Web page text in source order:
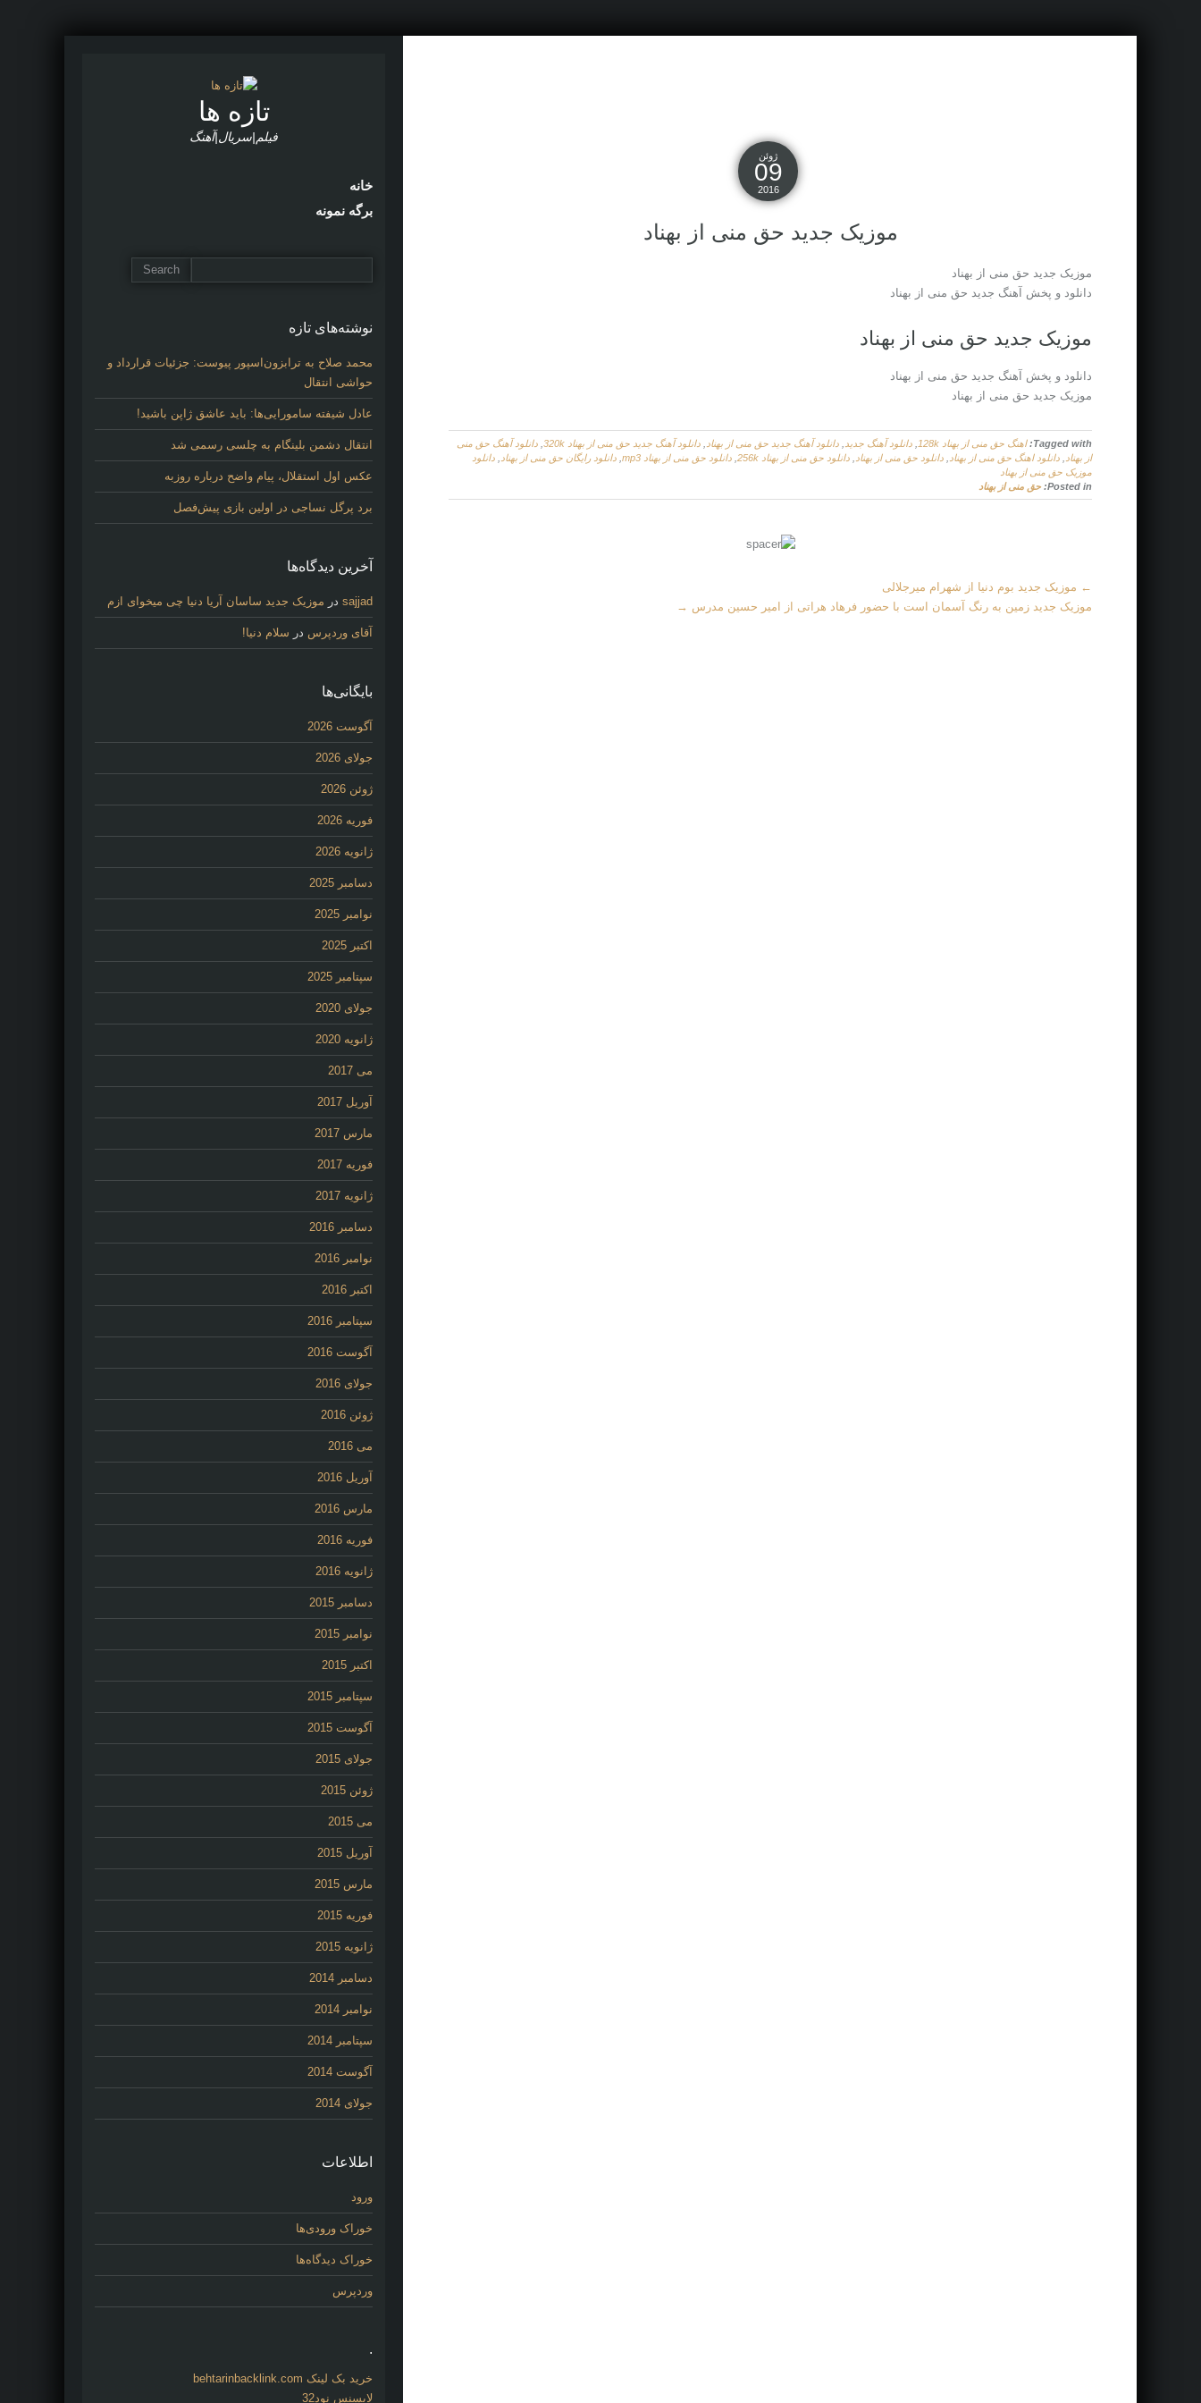
ژوئن
09
2016
موزیک جدید حق منی از بهناد
موزیک جدید حق منی از بهناد
دانلود و پخش آهنگ جدید حق منی از بهناد
موزیک جدید حق منی از بهناد
دانلود و پخش آهنگ جدید حق منی از بهناد
موزیک جدید حق منی از بهناد
Tagged with: اهنگ حق منی از بهناد 128k دانلود آهنگ جدید دانلود آهنگ جدید حق منی از بهناد دانلود آهنگ جدید حق منی از بهناد 320k
دانلود آهنگ حق منی
از بهناد
دانلود اهنگ حق منی از بهناد دانلود حق منی از بهناد دانلود حق منی از بهناد 256k دانلود حق منی از بهناد mp3 دانلود رایگان حق منی از بهناد
دانلود
موزیک حق منی از بهناد
Posted in: حق منی از بهناد
More
Articles
← موزیک جدید بوم دنیا از شهرام میرجلالی
موزیک جدید زمین به رنگ آسمان است با حضور فرهاد هراتی از امیر حسین مدرس →
تازه ها
فیلم|سریال|آهنگ
خانه
برگه نمونه
نوشته‌های تازه
محمد صلاح به ترابزون‌اسپور پیوست: جزئیات قرارداد و
حواشی انتقال
عادل شیفته سامورایی‌ها: باید عاشق ژاپن باشید!
انتقال دشمن بلینگام به چلسی رسمی شد
عکس اول استقلال، پیام واضح درباره روزبه
برد پرگل نساجی در اولین بازی پیش‌فصل
آخرین دیدگاه‌ها
sajjadدر موزیک جدید ساسان آریا دنیا چی میخوای ازم
آقای وردپرس در سلام دنیا!
بایگانی‌ها
آگوست 2026
جولای 2026
ژوئن 2026
فوریه 2026
ژانویه 2026
دسامبر 2025
نوامبر 2025
اکتبر 2025
سپتامبر 2025
جولای 2020
ژانویه 2020
می 2017
آوریل 2017
مارس 2017
فوریه 2017
ژانویه 2017
دسامبر 2016
نوامبر 2016
اکتبر 2016
سپتامبر 2016
آگوست 2016
جولای 2016
ژوئن 2016
می 2016
آوریل 2016
مارس 2016
فوریه 2016
ژانویه 2016
دسامبر 2015
نوامبر 2015
اکتبر 2015
سپتامبر 2015
آگوست 2015
جولای 2015
ژوئن 2015
می 2015
آوریل 2015
مارس 2015
فوریه 2015
ژانویه 2015
دسامبر 2014
نوامبر 2014
سپتامبر 2014
آگوست 2014
جولای 2014
اطلاعات
ورود
خوراک ورودی‌ها
خوراک دیدگاه‌ها
وردپرس
.
خرید بک لینک behtarinbacklink.com
لایسنس نود32